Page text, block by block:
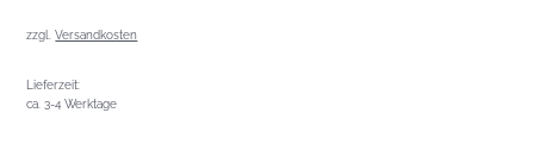
zzgl.Versandkosten
Lieferzeit:
ca. 3-4 Werktage